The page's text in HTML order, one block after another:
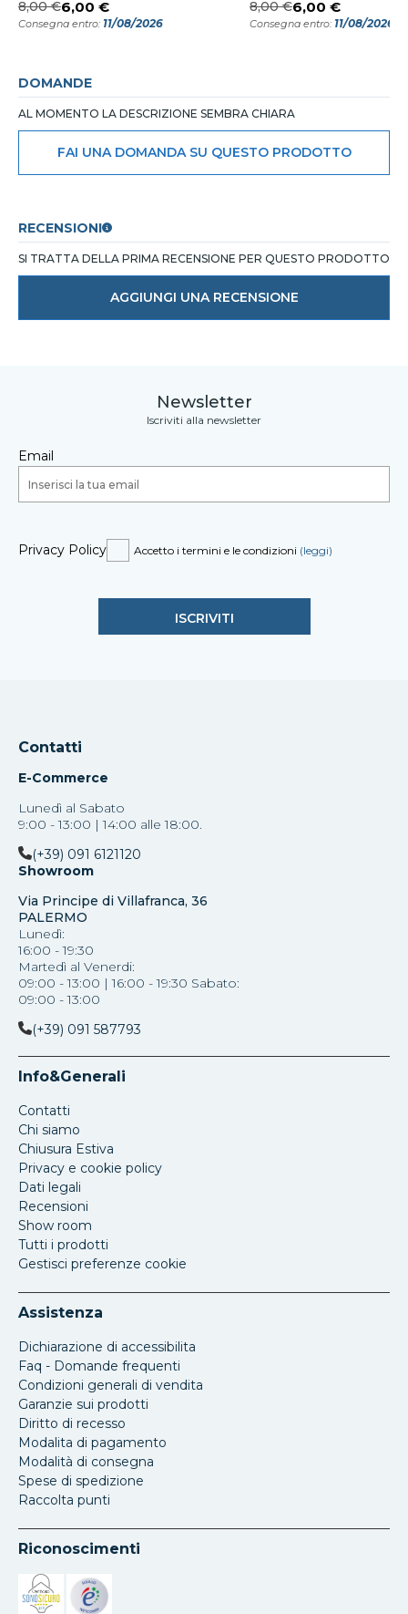
8,00 €6,00 €
Consegna entro: 11/08/2026
8,00 €6,00 €
Consegna entro: 11/08/2026
DOMANDE
AL MOMENTO LA DESCRIZIONE SEMBRA CHIARA
FAI UNA DOMANDA SU QUESTO PRODOTTO
RECENSIONI
SI TRATTA DELLA PRIMA RECENSIONE PER QUESTO PRODOTTO
AGGIUNGI UNA RECENSIONE
Newsletter
Iscriviti alla newsletter
Email
Privacy Policy Accetto i termini e le condizioni (leggi)
Contatti
E-Commerce
Lunedì al Sabato
9:00 - 13:00 | 14:00 alle 18:00.
(+39) 091 6121120
Showroom
Via Principe di Villafranca, 36
PALERMO
Lunedì:
16:00 - 19:30
Martedì al Venerdi:
09:00 - 13:00 | 16:00 - 19:30 Sabato:
09:00 - 13:00
(+39) 091 587793
Info&Generali
Contatti
Chi siamo
Chiusura Estiva
Privacy e cookie policy
Dati legali
Recensioni
Show room
Tutti i prodotti
Gestisci preferenze cookie
Assistenza
Dichiarazione di accessibilita
Faq - Domande frequenti
Condizioni generali di vendita
Garanzie sui prodotti
Diritto di recesso
Modalita di pagamento
Modalità di consegna
Spese di spedizione
Raccolta punti
Riconoscimenti